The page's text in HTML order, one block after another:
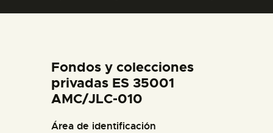
ESPAÑOL
Fondos y colecciones
privadas ES 35001
AMC/JLC-010
Área de identificación